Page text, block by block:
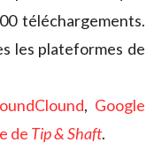
téléchargements.
les plateformes de
, Google
de Tip & Shaft.